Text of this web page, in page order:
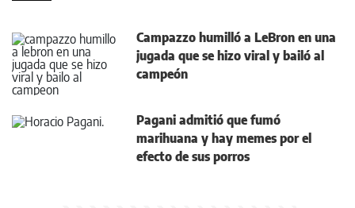
Campazzo humilló a LeBron en una
jugada que se hizo viral y bailó al
campeón
Pagani admitió que fumó
marihuana y hay memes por el
efecto de sus porros